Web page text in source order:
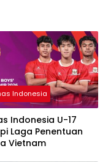
Indonesia
Indonesia U-17
Laga Penentuan
Vietnam